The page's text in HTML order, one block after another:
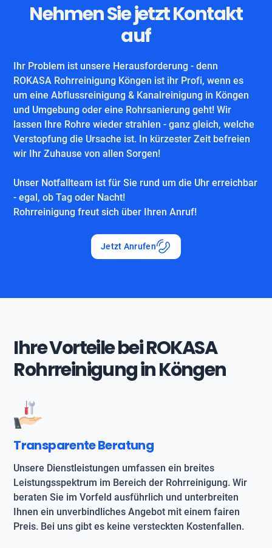
Nehmen Sie jetzt Kontakt
auf
Ihr Problem ist unsere Herausforderung - denn
ROKASA Rohrreinigung Köngen ist ihr Profi, wenn es
um eine Abflussreinigung & Kanalreinigung in Köngen
und Umgebung oder eine Rohrsanierung geht! Wir
lassen Ihre Rohre wieder strahlen - ganz gleich, welche
Verstopfung die Ursache ist. In kürzester Zeit befreien
wir Ihr Zuhause von allen Sorgen!
Unser Notfallteam ist für Sie rund um die Uhr erreichbar
- egal, ob Tag oder Nacht!
Rohrreinigung freut sich über Ihren Anruf!
Jetzt Anrufen
Ihre Vorteile bei ROKASA
Rohrreinigung in Köngen
Transparente Beratung
Unsere Dienstleistungen umfassen ein breites
Leistungsspektrum im Bereich der Rohrreinigung. Wir
beraten Sie im Vorfeld ausführlich und unterbreiten
Ihnen ein unverbindliches Angebot mit einem fairen
Preis. Bei uns gibt es keine versteckten Kostenfallen.